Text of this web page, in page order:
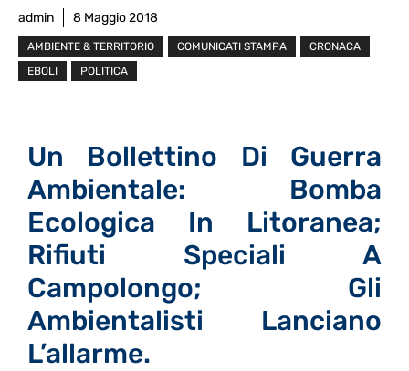
admin 8 Maggio 2018
AMBIENTE & TERRITORIO COMUNICATI STAMPA
CRONACA
EBOLI
POLITICA
Un Bollettino Di Guerra
Ambientale: Bomba
Ecologica In Litoranea;
Rifiuti Speciali A
Campolongo; Gli
Ambientalisti Lanciano
L’allarme.